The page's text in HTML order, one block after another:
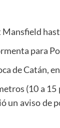
para
de Catán,
(10 a
aviso de